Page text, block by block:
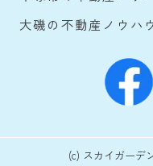
大磯の不動産ノウハ
(c) スカイガーデ